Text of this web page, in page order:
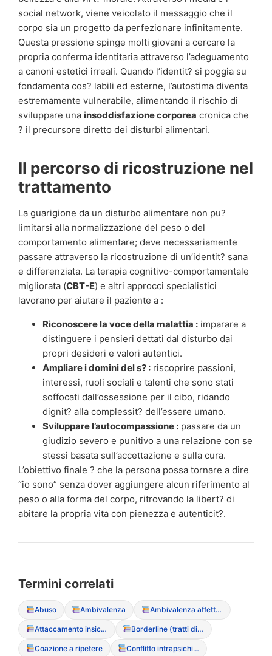
social network, viene veicolato il messaggio che il
corpo sia un progetto da perfezionare infinitamente.
Questa pressione spinge molti giovani a cercare la
propria conferma identitaria attraverso l’adeguamento
a canoni estetici irreali. Quando l’identit? si poggia su
fondamenta cos? labili ed esterne, l’autostima diventa
estremamente vulnerabile, alimentando il rischio di
sviluppare una insoddisfazione corporea cronica che
? il precursore diretto dei disturbi alimentari.
Il percorso di ricostruzione nel
trattamento
La guarigione da un disturbo alimentare non pu?
limitarsi alla normalizzazione del peso o del
comportamento alimentare; deve necessariamente
passare attraverso la ricostruzione di un’identit? sana
e differenziata. La terapia cognitivo-comportamentale
migliorata (CBT-E) e altri approcci specialistici
lavorano per aiutare il paziente a :
Riconoscere la voce della malattia : imparare a
distinguere i pensieri dettati dal disturbo dai
propri desideri e valori autentici.
Ampliare i domini del s? : riscoprire passioni,
interessi, ruoli sociali e talenti che sono stati
soffocati dall’ossessione per il cibo, ridando
dignit? alla complessit? dell’essere umano.
Sviluppare l’autocompassione : passare da un
giudizio severo e punitivo a una relazione con se
stessi basata sull’accettazione e sulla cura.
L’obiettivo finale ? che la persona possa tornare a dire
“io sono” senza dover aggiungere alcun riferimento al
peso o alla forma del corpo, ritrovando la libert? di
abitare la propria vita con pienezza e autenticit?.
Termini correlati
Abuso Ambivalenza Ambivalenza affettiva
Attaccamento insicuro-evitante Borderline (tratti di personalit?)
Coazione a ripetere Conflitto intrapsichico